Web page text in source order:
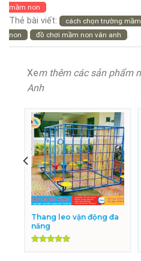
mầm non
Thẻ bài viết: cách chọn trường
non
đồ chơi mầm non vân anh .
Xem thêm các sản phẩm
Anh
Thang leo vận động đa
năng